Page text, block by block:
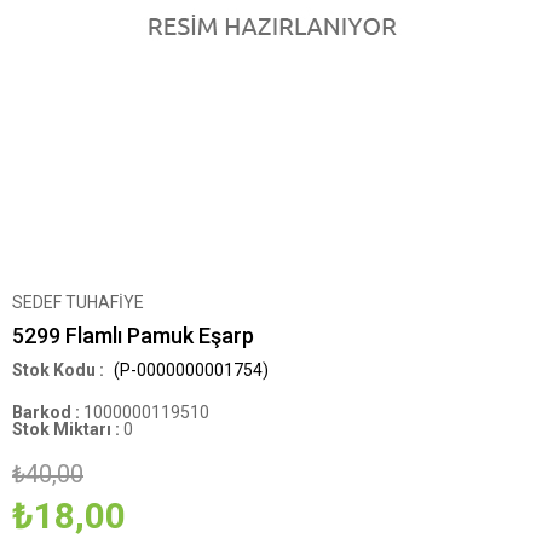
SEDEF TUHAFİYE
5299 Flamlı Pamuk Eşarp
(P-0000000001754)
Barkod : 1000000119510
Stok Miktarı : 0
₺40,00
₺18,00